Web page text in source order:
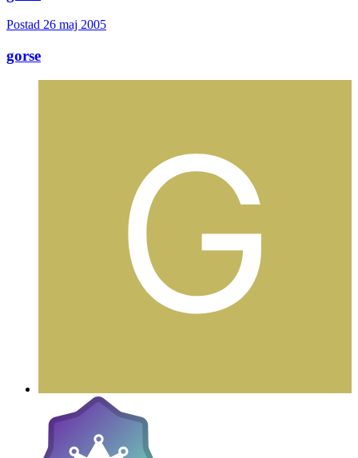
Postad 26 maj 2005
gorse